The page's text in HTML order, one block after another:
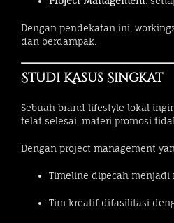
Dengan pendekatan ini,
dan berdampak.
Studi Kasus Singkat
Sebuah brand lifestyle lokal
telat selesai, materi promosi
Dengan project management
Timeline dipecah menjadi
Tim kreatif difasilitasi